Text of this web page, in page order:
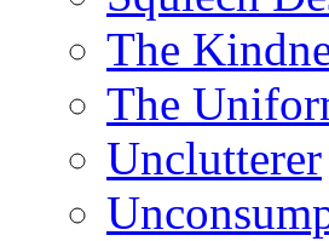
The
The
Unclutterer